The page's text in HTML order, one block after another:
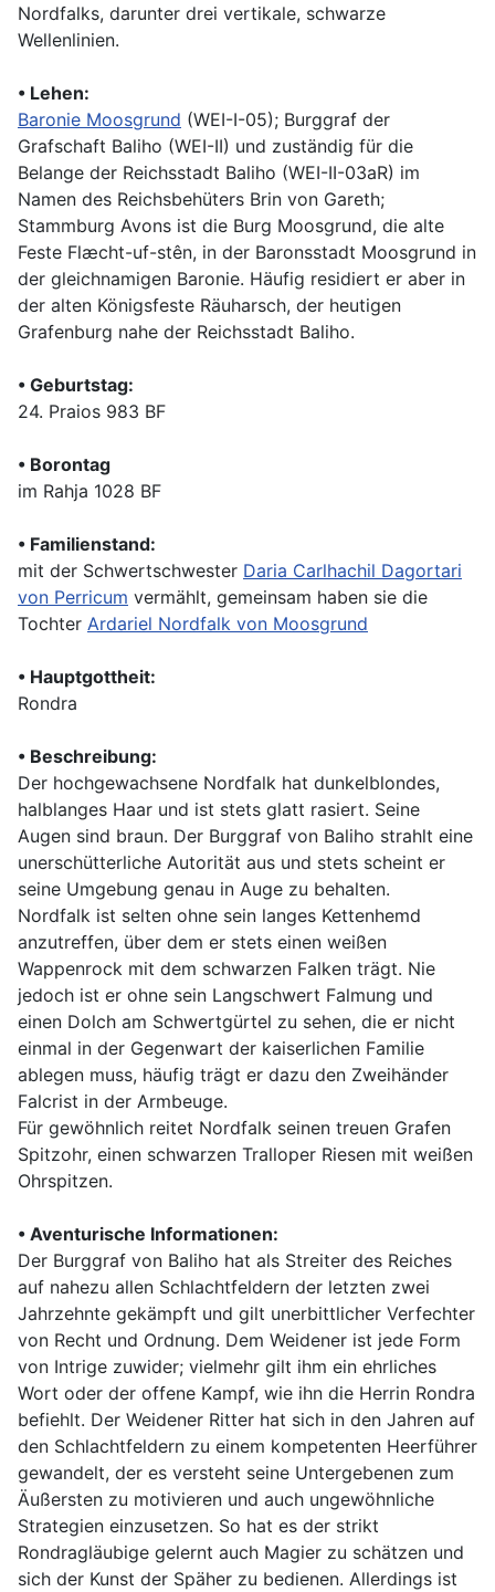
Nordfalks, darunter drei vertikale, schwarze
Wellenlinien.
• Lehen:
Baronie Moosgrund (WEI-I-05); Burggraf der
Grafschaft Baliho (WEI-II) und zuständig für die
Belange der Reichsstadt Baliho (WEI-II-03aR) im
Namen des Reichsbehüters Brin von Gareth;
Stammburg Avons ist die Burg Moosgrund, die alte
Feste Flæcht-uf-stên, in der Baronsstadt Moosgrund in
der gleichnamigen Baronie. Häufig residiert er aber in
der alten Königsfeste Räuharsch, der heutigen
Grafenburg nahe der Reichsstadt Baliho.
• Geburtstag:
24. Praios 983 BF
• Borontag
im Rahja 1028 BF
• Familienstand:
mit der Schwertschwester Daria Carlhachil Dagortari
von Perricum vermählt, gemeinsam haben sie die
Tochter Ardariel Nordfalk von Moosgrund
• Hauptgottheit:
Rondra
• Beschreibung:
Der hochgewachsene Nordfalk hat dunkelblondes,
halblanges Haar und ist stets glatt rasiert. Seine
Augen sind braun. Der Burggraf von Baliho strahlt eine
unerschütterliche Autorität aus und stets scheint er
seine Umgebung genau in Auge zu behalten.
Nordfalk ist selten ohne sein langes Kettenhemd
anzutreffen, über dem er stets einen weißen
Wappenrock mit dem schwarzen Falken trägt. Nie
jedoch ist er ohne sein Langschwert Falmung und
einen Dolch am Schwertgürtel zu sehen, die er nicht
einmal in der Gegenwart der kaiserlichen Familie
ablegen muss, häufig trägt er dazu den Zweihänder
Falcrist in der Armbeuge.
Für gewöhnlich reitet Nordfalk seinen treuen Grafen
Spitzohr, einen schwarzen Tralloper Riesen mit weißen
Ohrspitzen.
• Aventurische Informationen:
Der Burggraf von Baliho hat als Streiter des Reiches
auf nahezu allen Schlachtfeldern der letzten zwei
Jahrzehnte gekämpft und gilt unerbittlicher Verfechter
von Recht und Ordnung. Dem Weidener ist jede Form
von Intrige zuwider; vielmehr gilt ihm ein ehrliches
Wort oder der offene Kampf, wie ihn die Herrin Rondra
befiehlt. Der Weidener Ritter hat sich in den Jahren auf
den Schlachtfeldern zu einem kompetenten Heerführer
gewandelt, der es versteht seine Untergebenen zum
Äußersten zu motivieren und auch ungewöhnliche
Strategien einzusetzen. So hat es der strikt
Rondragläubige gelernt auch Magier zu schätzen und
sich der Kunst der Späher zu bedienen. Allerdings ist